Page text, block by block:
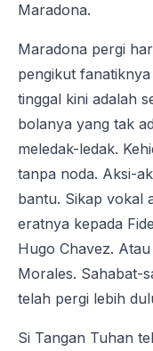
Maradona.
Maradona pergi
pengikut fanatiknya
tinggal kini adalah
bolanya yang tak
meledak-ledak.
tanpa noda. Aksi-
bantu. Sikap vokal
eratnya kepada
Hugo Chavez.
Morales. Sahabat-
telah pergi lebih
Si Tangan Tuhan